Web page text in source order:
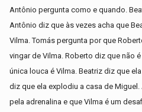
Antônio pergunta como e quando.
Antônio diz que às vezes acha que
Vilma. Tomás pergunta por que
vingar de Vilma. Roberto diz que não
única louca é Vilma. Beatriz diz que
diz que ela explodiu a casa de
pela adrenalina e que Vilma é um